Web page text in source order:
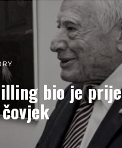
bio je prije